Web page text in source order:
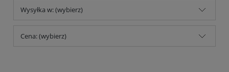
Wysyłka w: (wybierz)
Cena: (wybierz)